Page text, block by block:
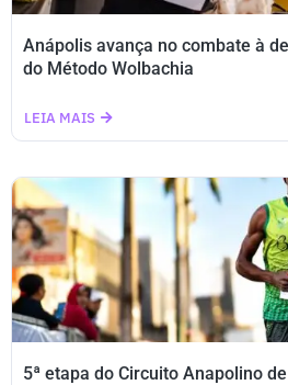
Anápolis avança no combate à
do Método Wolbachia
LEIA MAIS
5ª etapa do Circuito Anapolino